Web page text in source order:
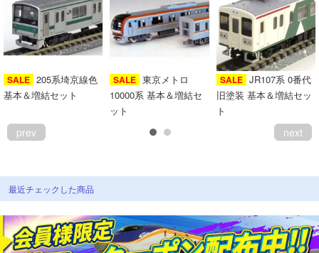
© 2026 Mid Japan, Inc.
SALE 205系埼京線色
基本＆増結セット
SALE 東京メトロ
10000系 基本＆増結セ
ット
SALE JR107系 0番代
旧塗装 基本＆増結セッ
ト
prev next
最近チェックした商品